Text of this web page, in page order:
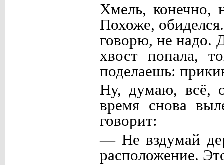
Хмель, конечно,
Похоже,
говорю, не надо.
хвост попала,
поделаешь:
Ну, думаю, всё,
время снова
говорит:
— Не вздумай
расположение.